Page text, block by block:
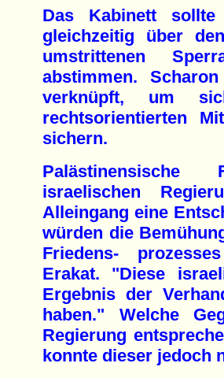
Das Kabinett sollte
gleichzeitig über
umstrittenen
abstimmen.
verknüpft, um
rechtsorientierten
sichern.
israelischen
Alleingang eine
würden die
Friedens-
Erakat. "Diese
Ergebnis der
haben." Welche
Regierung
konnte dieser jedoch